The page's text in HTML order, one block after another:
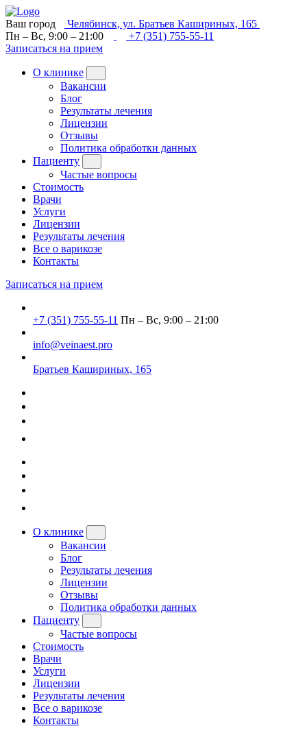
Ваш город
Челябинск, ул. Братьев Кашириных, 165
Пн – Вс, 9:00 – 21:00
+7 (351) 755-55-11
Записаться на прием
О клинике
Вакансии
Блог
Результаты лечения
Лицензии
Отзывы
Политика обработки данных
Пациенту
Частые вопросы
Стоимость
Врачи
Услуги
Лицензии
Результаты лечения
Все о варикозе
Контакты
Записаться на прием
+7 (351) 755-55-11 Пн – Вс, 9:00 – 21:00
info@veinaest.pro
Братьев Кашириных, 165
О клинике
Вакансии
Блог
Результаты лечения
Лицензии
Отзывы
Политика обработки данных
Пациенту
Частые вопросы
Стоимость
Врачи
Услуги
Лицензии
Результаты лечения
Все о варикозе
Контакты